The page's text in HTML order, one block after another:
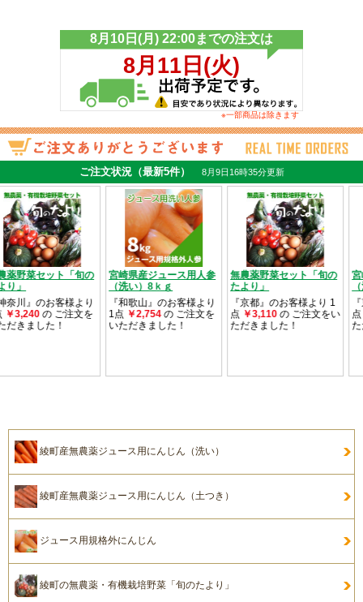
※一部商品は除きます
綾町産無農薬ジュース用にんじん（洗い）
綾町産無農薬ジュース用にんじん（土つき）
ジュース用規格外にんじん
綾町の無農薬・有機栽培野菜「旬のたより」